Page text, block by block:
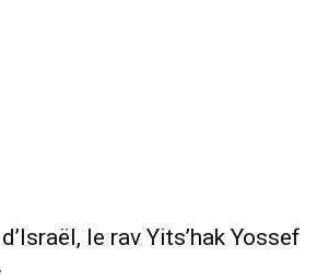
le rav Yits’hak Yossef